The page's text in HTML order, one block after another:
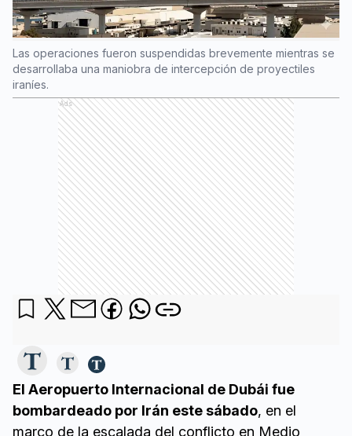
Las operaciones fueron suspendidas brevemente mientras se
desarrollaba una maniobra de intercepción de proyectiles
iraníes.
Ads
El Aeropuerto Internacional de Dubái fue
bombardeado por Irán este sábado, en el
marco de la escalada del conflicto en Medio